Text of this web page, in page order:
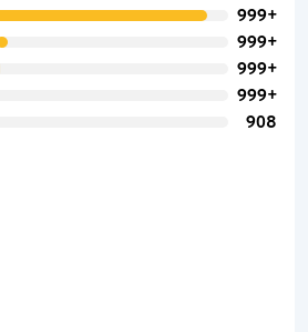
999+
999+
999+
999+
908